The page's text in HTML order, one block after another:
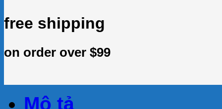
free shipping
on order over $99
Mô tả